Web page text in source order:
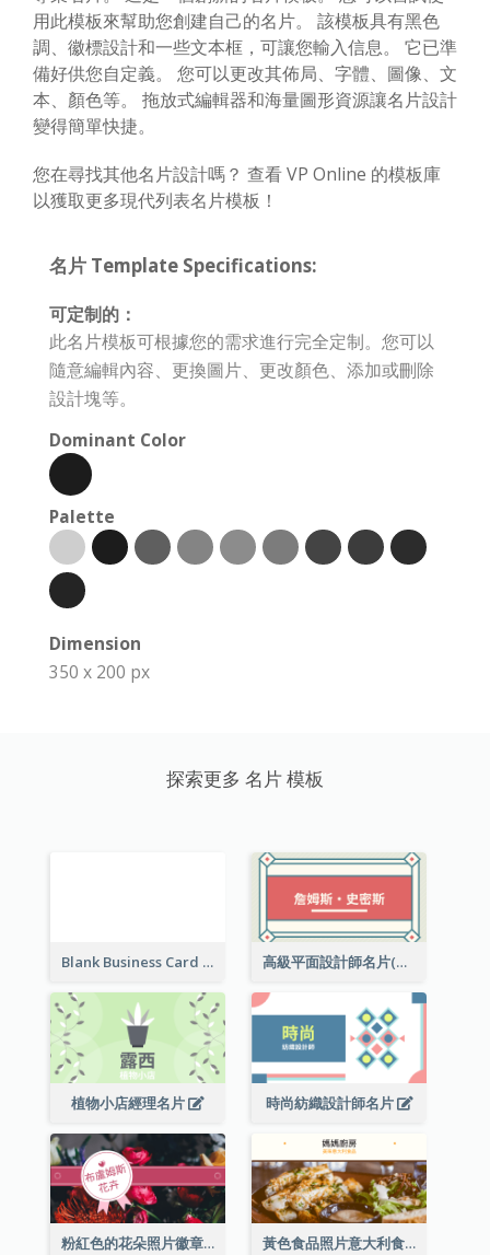
用此模板來幫助您創建自己的名片。 該模板具有黑色
調、徽標設計和一些文本框，可讓您輸入信息。 它已準
備好供您自定義。 您可以更改其佈局、字體、圖像、文
本、顏色等。 拖放式編輯器和海量圖形資源讓名片設計
變得簡單快捷。
您在尋找其他名片設計嗎？ 查看 VP Online 的模板庫
以獲取更多現代列表名片模板！
名片 Template Specifications:
可定制的：
此名片模板可根據您的需求進行完全定制。您可以
隨意編輯內容、更換圖片、更改顏色、添加或刪除
設計塊等。
Dominant Color
Palette
Dimension
350 x 200 px
探索更多 名片 模板
Blank Business Card 高級平面設計師名片(附工作室地址)
植物小店經理名片 時尚紡織設計師名片
粉紅色的花朵照片徽章花店名片 黃色食品照片意大利食品名片